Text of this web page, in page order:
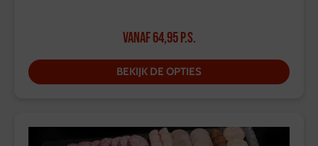
Vanaf64,95p.s.
BEKIJK DE OPTIES